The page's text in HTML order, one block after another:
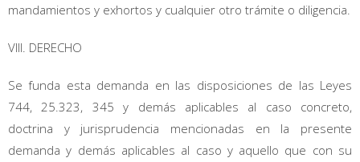
mandamientos y exhortos y cualquier otro trámite o diligencia.
VIII. DERECHO
Se funda esta demanda en las disposiciones de las Leyes
744, 25.323, 345 y demás aplicables al caso concreto,
doctrina y jurisprudencia mencionadas en la presente
demanda y demás aplicables al caso y aquello que con su